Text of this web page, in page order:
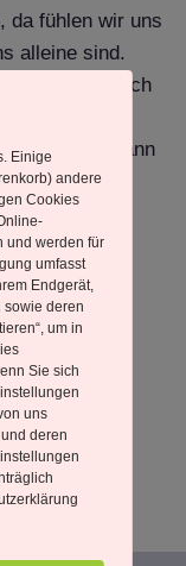
da fühlen wir uns
alleine sind.
oder ein Besuch
Job war
leer. Dann kann
Weile,…
&
,Ostsee,
Einige
andere
Cookies
und werden für
umfasst
Endgerät,
sowie deren
um in
Sie sich
uns
deren